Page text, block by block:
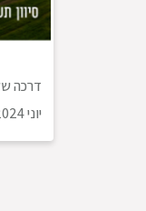
דרכה
יוני 2024